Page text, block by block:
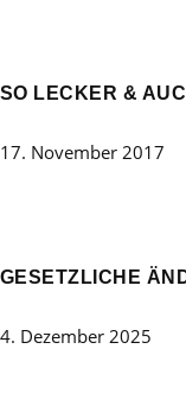
SO LECKER &
17. November 2017
GESETZLICHE
4. Dezember 2025